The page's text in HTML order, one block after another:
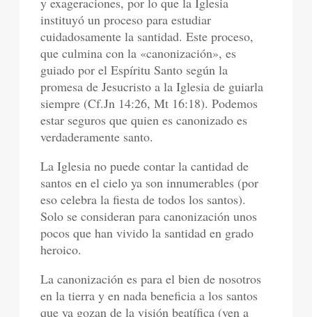
instituyó un proceso para estudiar
cuidadosamente la santidad. Este proceso,
que culmina con la «canonización», es
guiado por el Espíritu Santo según la
promesa de Jesucristo a la Iglesia de guiarla
siempre (Cf.Jn 14:26, Mt 16:18). Podemos
estar seguros que quien es canonizado es
verdaderamente santo.
La Iglesia no puede contar la cantidad de
santos en el cielo ya son innumerables (por
eso celebra la fiesta de todos los santos).
Solo se consideran para canonización unos
pocos que han vivido la santidad en grado
heroico.
La canonización es para el bien de nosotros
en la tierra y en nada beneficia a los santos
que ya gozan de la visión beatífica (ven a